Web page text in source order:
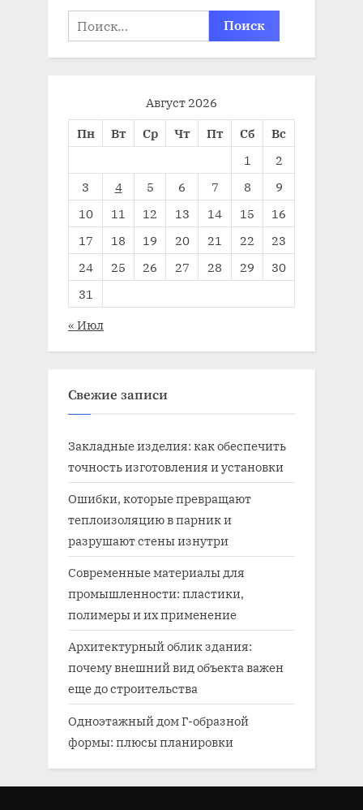
Найти:
Август 2026
Пн
Вт Ср Чт Пт Сб
Вс
1
2
3
4 5 6 7 8
9
10
11 12 13 14 15
16
17
18 19 20 21 22
23
24
25 26 27 28 29
30
31
« Июл
Свежие записи
Закладные изделия: как обеспечить
точность изготовления и установки
Ошибки, которые превращают
теплоизоляцию в парник и
разрушают стены изнутри
Современные материалы для
промышленности: пластики,
полимеры и их применение
Архитектурный облик здания:
почему внешний вид объекта важен
еще до строительства
Одноэтажный дом Г-образной
формы: плюсы планировки